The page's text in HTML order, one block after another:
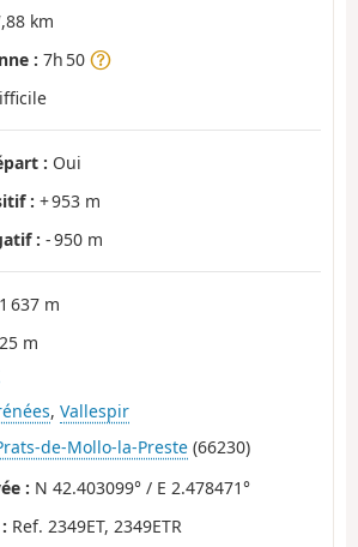
km
: 7h 50
: Oui
: + 953 m
: - 950 m
1 637 m
m
, Vallespir
de-Mollo-la-Preste (66230)
: N 42.403099° / E 2.478471°
Ref. 2349ET, 2349ETR